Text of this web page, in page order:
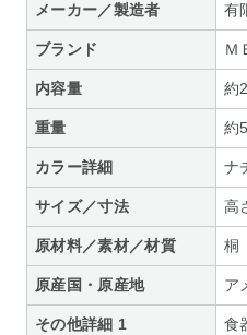
メーカー／製造者 有
ブランド Ｍ
内容量 約
重量 約
カラー詳細 ナ
サイズ／寸法 高
原材料／素材／材質 桐
原産国・原産地 ア
その他詳細 1
食